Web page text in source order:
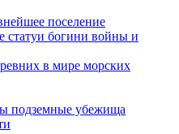
поселение
статуи богини войны и
в мире морских
подземные убежища